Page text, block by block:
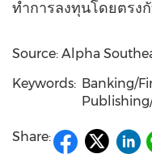
ทำการลงทุนโดยตรง
Source: Alpha
Keywords: Banking/
Share: